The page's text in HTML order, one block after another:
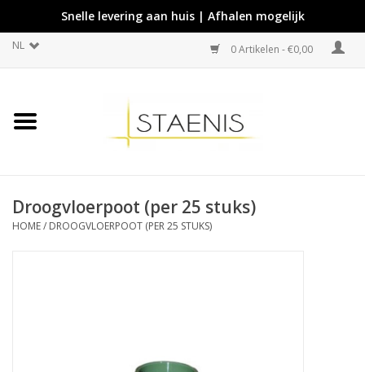
Snelle levering aan huis | Afhalen mogelijk
NL 0 Artikelen - €0,00
Droogvloerpoot (per 25 stuks)
HOME/ DROOGVLOERPOOT (PER 25 STUKS)